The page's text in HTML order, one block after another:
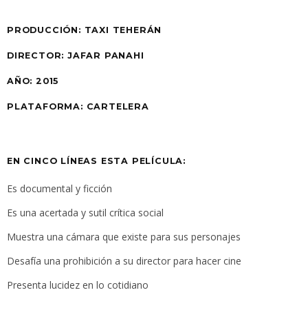
PRODUCCIÓN: TAXI TEHERÁN
DIRECTOR: JAFAR PANAHI
AÑO: 2015
PLATAFORMA: CARTELERA
EN CINCO LÍNEAS ESTA PELÍCULA:
Es documental y ficción
Es una acertada y sutil crítica social
Muestra una cámara que existe para sus personajes
Desafía una prohibición a su director para hacer cine
Presenta lucidez en lo cotidiano